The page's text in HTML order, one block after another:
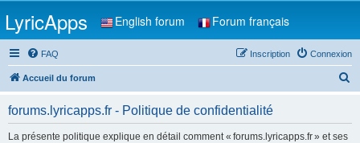
LyricApps English forum Forum français
FAQ Connexion
Inscription
Accueil du forum
forums.lyricapps.fr - Politique de confidentialité
La présente politique explique en détail comment « forums.lyricapps.fr » et ses